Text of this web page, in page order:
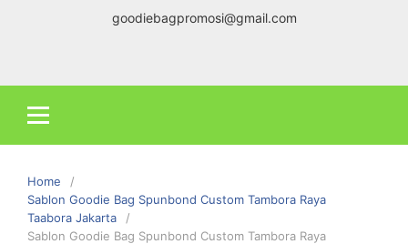
goodiebagpromosi@gmail.com
Home
Sablon Goodie Bag Spunbond Custom Tambora Raya
Taabora Jakarta
Sablon Goodie Bag Spunbond Custom Tambora Raya